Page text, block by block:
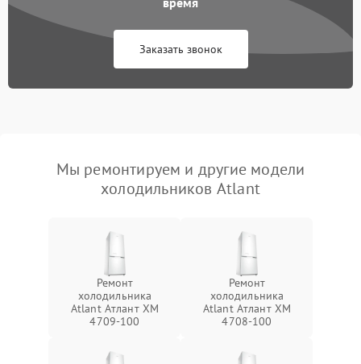
Заказать звонок
Мы ремонтируем и другие модели
холодильников Atlant
Ремонт
холодильника
Atlant Атлант XM
4709-100
Ремонт
холодильника
Atlant Атлант XM
4708-100